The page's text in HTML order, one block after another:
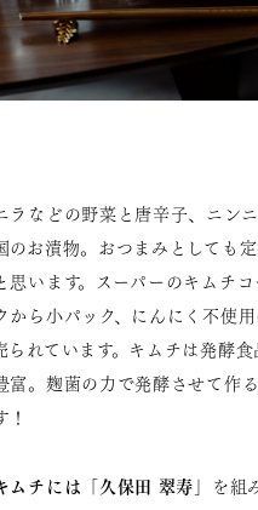
ラなどの野菜と唐辛子、ニン
のお漬物。おつまみとしても
思います。スーパーのキムチコ
から小パック、にんにく不使
られています。キムチは発酵食
富。麹菌の力で発酵させて作
チには「久保田 翠寿」
を組